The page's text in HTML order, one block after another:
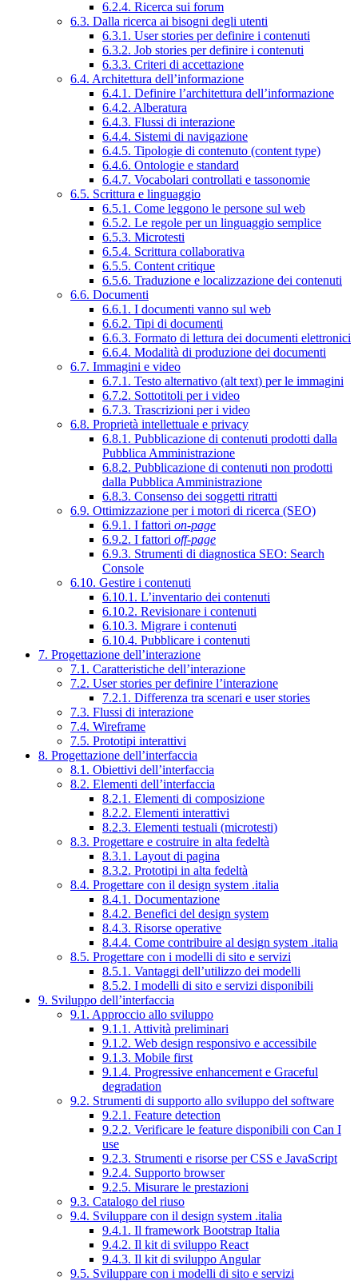
6.2.4. Ricerca sui forum
6.3. Dalla ricerca ai bisogni degli utenti
6.3.1. User stories per definire i contenuti
6.3.2. Job stories per definire i contenuti
6.3.3. Criteri di accettazione
6.4. Architettura dell’informazione
6.4.1. Definire l’architettura dell’informazione
6.4.2. Alberatura
6.4.3. Flussi di interazione
6.4.4. Sistemi di navigazione
6.4.5. Tipologie di contenuto (content type)
6.4.6. Ontologie e standard
6.4.7. Vocabolari controllati e tassonomie
6.5. Scrittura e linguaggio
6.5.1. Come leggono le persone sul web
6.5.2. Le regole per un linguaggio semplice
6.5.3. Microtesti
6.5.4. Scrittura collaborativa
6.5.5. Content critique
6.5.6. Traduzione e localizzazione dei contenuti
6.6. Documenti
6.6.1. I documenti vanno sul web
6.6.2. Tipi di documenti
6.6.3. Formato di lettura dei documenti elettronici
6.6.4. Modalità di produzione dei documenti
6.7. Immagini e video
6.7.1. Testo alternativo (alt text) per le immagini
6.7.2. Sottotitoli per i video
6.7.3. Trascrizioni per i video
6.8. Proprietà intellettuale e privacy
6.8.1. Pubblicazione di contenuti prodotti dalla
Pubblica Amministrazione
6.8.2. Pubblicazione di contenuti non prodotti
dalla Pubblica Amministrazione
6.8.3. Consenso dei soggetti ritratti
6.9. Ottimizzazione per i motori di ricerca (SEO)
6.9.1. I fattori on-page
6.9.2. I fattori off-page
6.9.3. Strumenti di diagnostica SEO: Search
Console
6.10. Gestire i contenuti
6.10.1. L’inventario dei contenuti
6.10.2. Revisionare i contenuti
6.10.3. Migrare i contenuti
6.10.4. Pubblicare i contenuti
7. Progettazione dell’interazione
7.1. Caratteristiche dell’interazione
7.2. User stories per definire l’interazione
7.2.1. Differenza tra scenari e user stories
7.3. Flussi di interazione
7.4. Wireframe
7.5. Prototipi interattivi
8. Progettazione dell’interfaccia
8.1. Obiettivi dell’interfaccia
8.2. Elementi dell’interfaccia
8.2.1. Elementi di composizione
8.2.2. Elementi interattivi
8.2.3. Elementi testuali (microtesti)
8.3. Progettare e costruire in alta fedeltà
8.3.1. Layout di pagina
8.3.2. Prototipi in alta fedeltà
8.4. Progettare con il design system .italia
8.4.1. Documentazione
8.4.2. Benefici del design system
8.4.3. Risorse operative
8.4.4. Come contribuire al design system .italia
8.5. Progettare con i modelli di sito e servizi
8.5.1. Vantaggi dell’utilizzo dei modelli
8.5.2. I modelli di sito e servizi disponibili
9. Sviluppo dell’interfaccia
9.1. Approccio allo sviluppo
9.1.1. Attività preliminari
9.1.2. Web design responsivo e accessibile
9.1.3. Mobile first
9.1.4. Progressive enhancement e Graceful
degradation
9.2. Strumenti di supporto allo sviluppo del software
9.2.1. Feature detection
9.2.2. Verificare le feature disponibili con Can I
use
9.2.3. Strumenti e risorse per CSS e JavaScript
9.2.4. Supporto browser
9.2.5. Misurare le prestazioni
9.3. Catalogo del riuso
9.4. Sviluppare con il design system .italia
9.4.1. Il framework Bootstrap Italia
9.4.2. Il kit di sviluppo React
9.4.3. Il kit di sviluppo Angular
9.5. Sviluppare con i modelli di sito e servizi